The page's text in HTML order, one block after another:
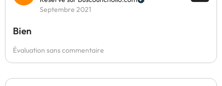
Septembre 2021
Bien
Évaluation sans commentaire